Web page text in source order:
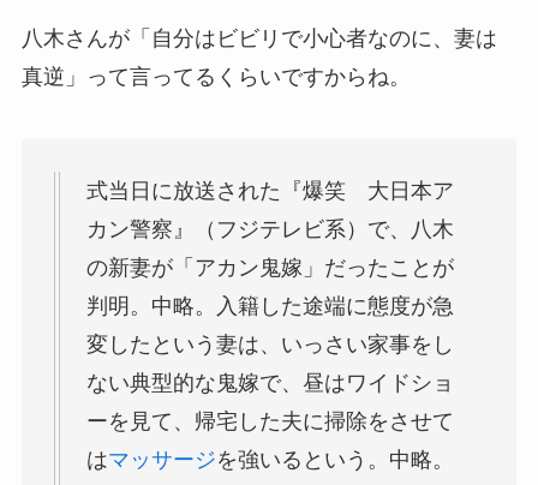
八木さんが「自分はビビリで小心者なのに、妻は
真逆」って言ってるくらいですからね。
式当日に放送された『爆笑 大日本ア
カン警察』（フジテレビ系）で、八木
の新妻が「アカン鬼嫁」だったことが
判明。中略。入籍した途端に態度が急
変したという妻は、いっさい家事をし
ない典型的な鬼嫁で、昼はワイドショ
ーを見て、帰宅した夫に掃除をさせて
はマッサージを強いるという。中略。